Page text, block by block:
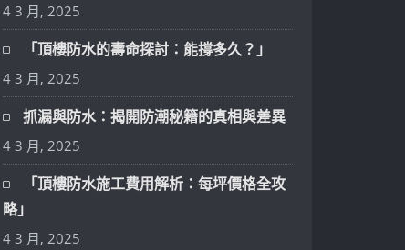
4 3 月, 2025
「頂樓防水的壽命探討：能撐多久？」
4 3 月, 2025
抓漏與防水：揭開防潮秘籍的真相與差異
4 3 月, 2025
「頂樓防水施工費用解析：每坪價格全攻
略」
4 3 月, 2025